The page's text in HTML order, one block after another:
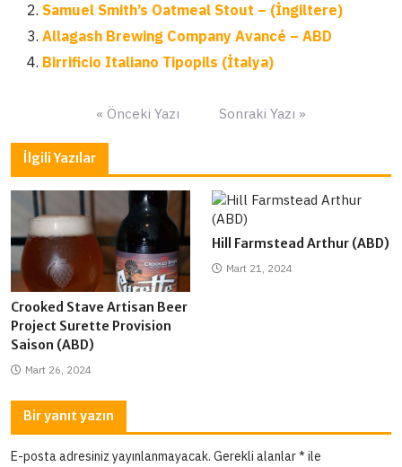
Samuel Smith’s Oatmeal Stout – (İngiltere)
Allagash Brewing Company Avancé – ABD
Birrificio Italiano Tipopils (İtalya)
« Önceki Yazı Sonraki Yazı »
İlgili Yazılar
Crooked Stave Artisan Beer
Project Surette Provision
Saison (ABD)
Mart 26, 2024
Hill Farmstead Arthur (ABD)
Mart 21, 2024
Bir yanıt yazın
E-posta adresiniz yayınlanmayacak. Gerekli alanlar* ile